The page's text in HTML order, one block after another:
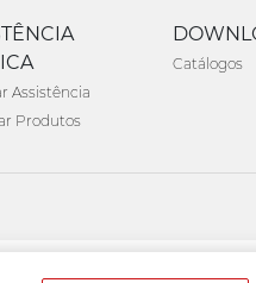
Assistência
Produtos
Catálogos